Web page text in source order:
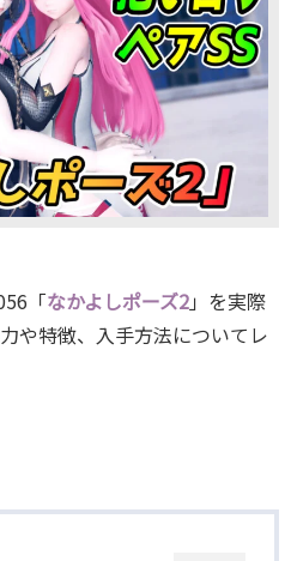
「なかよしポーズ2」を実際
や特徴、入手方法についてレ